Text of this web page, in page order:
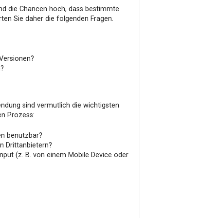
die Chancen hoch, dass bestimmte
Sie daher die folgenden Fragen.
sind vermutlich die wichtigsten
Prozess:
benutzbar?
Drittanbietern?
(z. B. von einem Mobile Device oder